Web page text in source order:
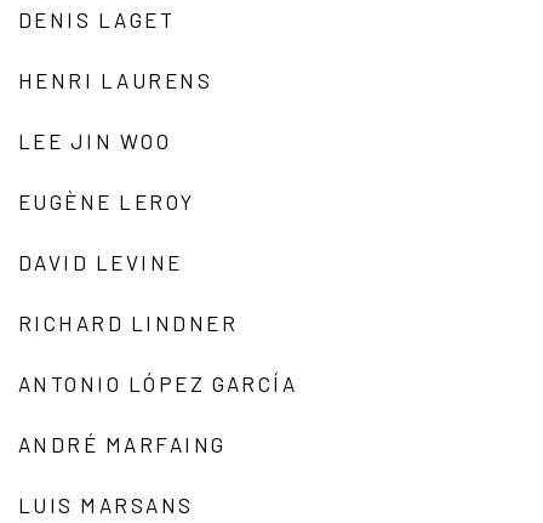
DENIS LAGET
HENRI LAURENS
LEE JIN WOO
EUGÈNE LEROY
DAVID LEVINE
RICHARD LINDNER
ANTONIO LÓPEZ GARCÍA
ANDRÉ MARFAING
LUIS MARSANS